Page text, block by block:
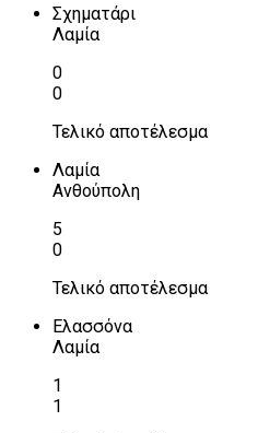
Σχηματάρι
Λαμία
0
0
Τελικό αποτέλεσμα
Λαμία
Ανθούπολη
5
0
Τελικό αποτέλεσμα
Ελασσόνα
Λαμία
1
1